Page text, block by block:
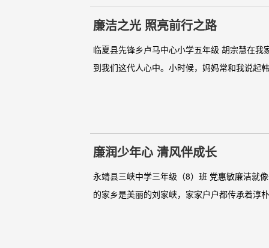
廉洁之光 照亮前行之路
临夏县先锋乡卢马中心小学五年级 胡宗慧在
到我们这代人心中。小时候，妈妈常和我说起
廉润少年心 清风伴成长
永靖县三峡中学三年级（8）班 党惠敏廉洁就
的家乡是美丽的刘家峡，家家户户都传承着淳